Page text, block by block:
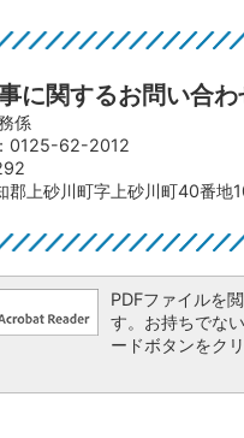
に関するお問い合
係
0125-62-2012
郡上砂川町字上砂川町40番地
PDFファイルを
す。お持ちでな
ードボタンをク